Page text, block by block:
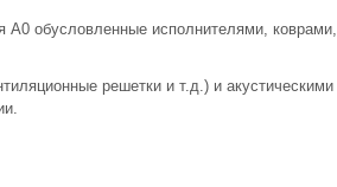
обусловленные исполнителями, коврами,
решетки и т.д.) и акустическими